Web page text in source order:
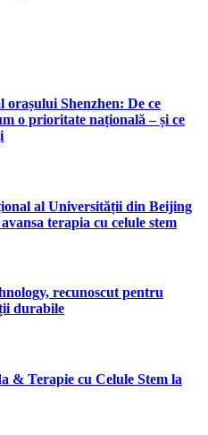
Shenzhen: De ce
o prioritate națională – și ce
al Universității din Beijing
terapia cu celule stem
recunoscut pentru
durabile
& Terapie cu Celule Stem la